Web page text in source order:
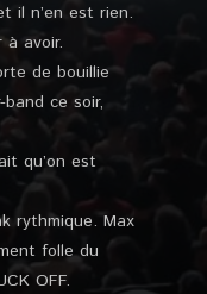
il n’en est rien.
avoir.
de bouillie
ce soir,
qu’on est
rythmique. Max
folle du
OFF.